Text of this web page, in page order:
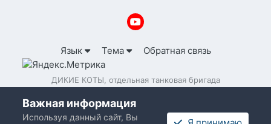
Язык Тема Обратная связь
ДИКИЕ КОТЫ, отдельная танковая бригада
Важная информация
Используя данный сайт, Вы